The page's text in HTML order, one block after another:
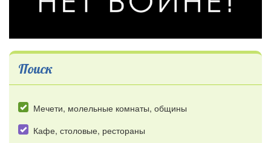
Поиск
Мечети, молельные комнаты, общины
Кафе, столовые, рестораны